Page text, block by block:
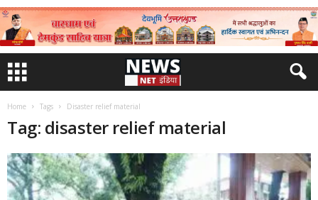
Home Tags Disaster relief material
Tag: disaster relief material